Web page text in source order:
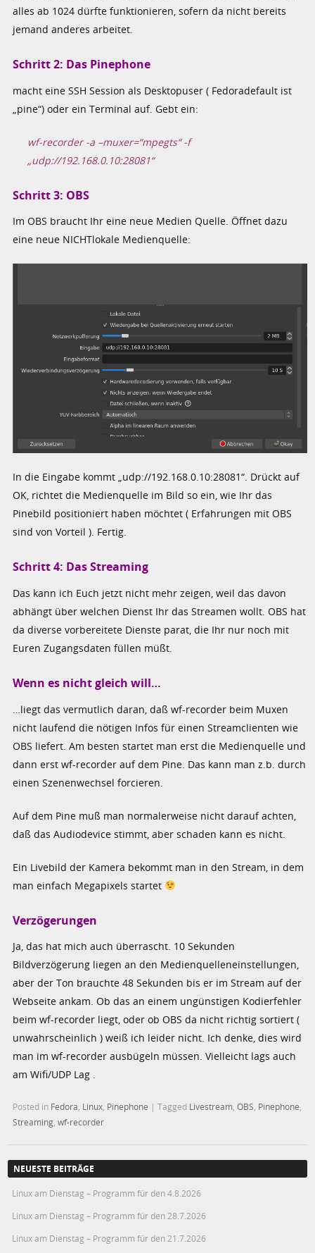
alles ab 1024 dürfte funktionieren, sofern da nicht bereits
jemand anderes arbeitet.
Schritt 2: Das Pinephone
macht eine SSH Session als Desktopuser ( Fedoradefault ist
„pine“) oder ein Terminal auf. Gebt ein:
wf-recorder -a –muxer=“mpegts“ -f
„udp://192.168.0.10:28081“
Schritt 3: OBS
Im OBS braucht Ihr eine neue Medien Quelle. Öffnet dazu
eine neue NICHTlokale Medienquelle:
In die Eingabe kommt „udp://192.168.0.10:28081“. Drückt auf
OK, richtet die Medienquelle im Bild so ein, wie Ihr das
Pinebild positioniert haben möchtet ( Erfahrungen mit OBS
sind von Vorteil ). Fertig.
Schritt 4: Das Streaming
Das kann ich Euch jetzt nicht mehr zeigen, weil das davon
abhängt über welchen Dienst Ihr das Streamen wollt. OBS hat
da diverse vorbereitete Dienste parat, die Ihr nur noch mit
Euren Zugangsdaten füllen müßt.
Wenn es nicht gleich will…
…liegt das vermutlich daran, daß wf-recorder beim Muxen
nicht laufend die nötigen Infos für einen Streamclienten wie
OBS liefert. Am besten startet man erst die Medienquelle und
dann erst wf-recorder auf dem Pine. Das kann man z.b. durch
einen Szenenwechsel forcieren.
Auf dem Pine muß man normalerweise nicht darauf achten,
daß das Audiodevice stimmt, aber schaden kann es nicht.
Ein Livebild der Kamera bekommt man in den Stream, in dem
man einfach Megapixels startet
Verzögerungen
Ja, das hat mich auch überrascht. 10 Sekunden
Bildverzögerung liegen an den Medienquelleneinstellungen,
aber der Ton brauchte 48 Sekunden bis er im Stream auf der
Webseite ankam. Ob das an einem ungünstigen Kodierfehler
beim wf-recorder liegt, oder ob OBS da nicht richtig sortiert (
unwahrscheinlich ) weiß ich leider nicht. Ich denke, dies wird
man im wf-recorder ausbügeln müssen. Vielleicht lags auch
am Wifi/UDP Lag .
Posted in Fedora Linux Pinephone |Tagged Livestream ,OBS Pinephone
Streaming ,wf-recorder
NEUESTE BEITRÄGE
Linux am Dienstag – Programm für den 4.8.2026
Linux am Dienstag – Programm für den 28.7.2026
Linux am Dienstag – Programm für den 21.7.2026